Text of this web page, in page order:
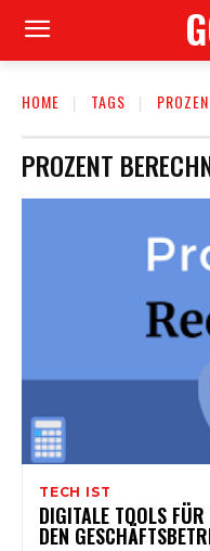
HOME TAGS
PROZENT
TECH IST
DIGITALE TOOLS
DEN